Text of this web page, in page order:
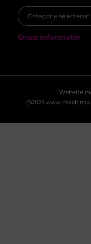
gepersonaliseerde
van de website. Raadpleeg
speciale momenten
vastleggen? Het